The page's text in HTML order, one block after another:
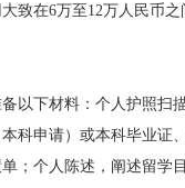
致在6万至12万人民币
以下材料：个人护照扫
科申请）或本科毕业证
；个人陈述，阐述留学